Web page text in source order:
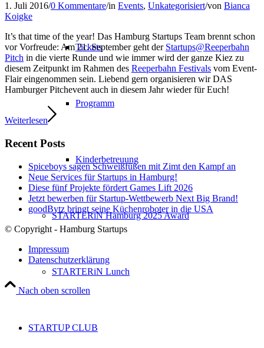
Tickets
Programm
Kinderbetreuung
STARTERiN Hamburg 2025 Award
STARTERiN Lunch
STARTUP CLUB
1. Juli 2016/0 Kommentare/in Events, Unkategorisiert/von Bianca
Koigke
It’s that time of the year! Das Hamburg Startups Team brennt schon
vor Vorfreude: Am 21. September geht der Startups@Reeperbahn
Pitch in die vierte Runde und wie immer wird der ganze Kiez zu
diesem Zeitpunkt im Rahmen des Reeperbahn Festivals vom Event-
Flair eingenommen sein. Liebend gern organisieren wir DAS
Hamburger Pitchevent auch in diesem Jahr wieder für Euch!
Weiterlesen
Recent Posts
Spiceboys sagen Schweißfüßen mit Zimt den Kampf an
Neue Services für Startups in Hamburg!
Diese fünf Projekte fördert Games Lift 2026
Jetzt bewerben für Startup-Wettbewerb Next Big Brand!
goodBytz bringt seine Küchenroboter in die USA
© Copyright - Hamburg Startups
Impressum
Datenschutzerklärung
Nach oben scrollen